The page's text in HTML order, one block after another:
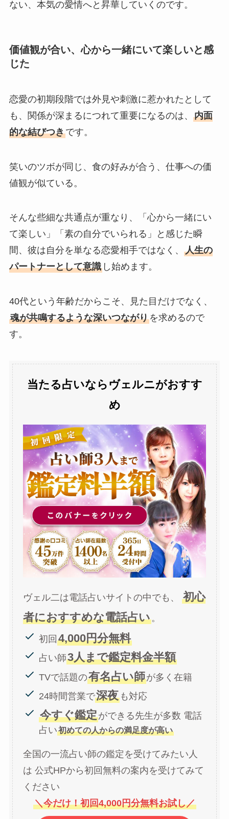
ない、本気の愛情へと昇華していくのです。
価値観が合い、心から一緒にいて楽しいと感
じた
恋愛の初期段階では外見や刺激に惹かれたとして
も、関係が深まるにつれて重要になるのは、 内面
的な結びつきです。
笑いのツボが同じ、食の好みが合う、仕事への価
値観が似ている。
そんな些細な共通点が重なり、「心から一緒にい
て楽しい」「素の自分でいられる」と感じた瞬
間、彼は自分を単なる恋愛相手ではなく、 人生の
パートナーとして意識し始めます。
40代という年齢だからこそ、見た目だけでなく、
魂が共鳴するような深いつながりを求めるので
す。
当たる占いならヴェルニがおすす
め
ヴェル二は電話占いサイトの中でも、 初心
者におすすめな電話占い。
初回4,000円分無料
占い師3人まで鑑定料金半額
TVで話題の有名占い師が多く在籍
24時間営業で深夜 も対応
今すぐ鑑定ができる先生が多数 電話
占い初めての人からの満足度が高い
全国の一流占い師の鑑定を受けてみたい人
は 公式HPから初回無料の案内を受けてみて
ください
＼今だけ！初回4,000円分無料お試し／